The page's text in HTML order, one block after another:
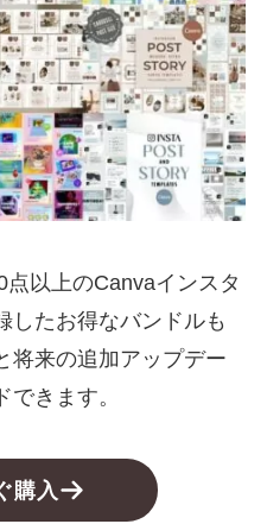
以上のCanvaインスタ
したお得なバンドルも
将来の追加アップデー
できます。
購入